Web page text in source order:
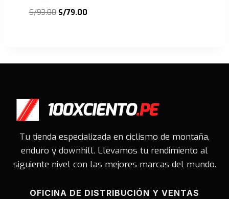
S/93.00 El
S/79.00El
Tu tienda especializada en ciclismo de montaña,
enduro y downhill. Llevamos tu rendimiento al
siguiente nivel con las mejores marcas del mundo.
OFICINA DE DISTRIBUCIÓN Y VENTAS